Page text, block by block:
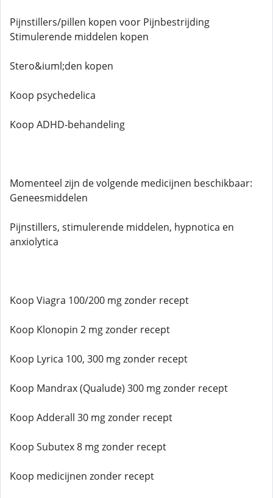
Pijnstillers/pillen kopen voor Pijnbestrijding
Stimulerende middelen kopen
Stero&iuml;den kopen
Koop psychedelica
Koop ADHD-behandeling
Momenteel zijn de volgende medicijnen beschikbaar:
Geneesmiddelen
Pijnstillers, stimulerende middelen, hypnotica en
anxiolytica
Koop Viagra 100/200 mg zonder recept
Koop Klonopin 2 mg zonder recept
Koop Lyrica 100, 300 mg zonder recept
Koop Mandrax (Qualude) 300 mg zonder recept
Koop Adderall 30 mg zonder recept
Koop Subutex 8 mg zonder recept
Koop medicijnen zonder recept